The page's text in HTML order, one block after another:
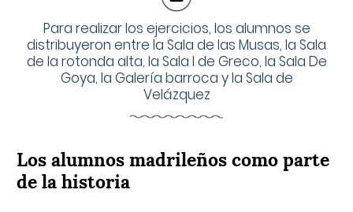
Para realizar los ejercicios, los alumnos se
distribuyeron entre la Sala de las Musas, la Sala
de la rotonda alta, la Sala I de Greco, la Sala De
Goya, la Galería barroca y la Sala de
Velázquez
Los alumnos madrileños como parte
de la historia